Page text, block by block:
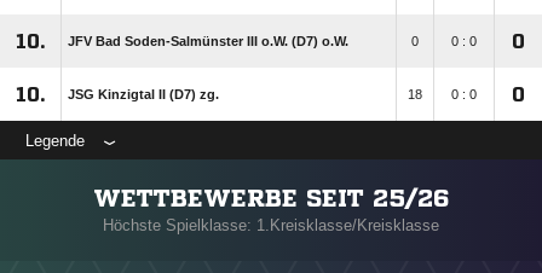
10. JFV Bad Soden-Salmünster III o.W. (D7) o.W. 0 0 : 0 0
10. JSG Kinzigtal II (D7) zg. 18 0 : 0 0
Legende
WETTBEWERBE SEIT 25/26
Höchste Spielklasse: 1.Kreisklasse/Kreisklasse